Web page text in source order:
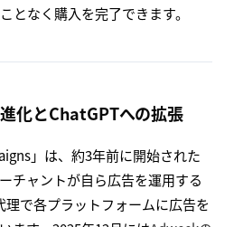
となく購入を完了できます。
化とChatGPTへの拡張
」は、約3年前に開始された
チャントが自ら広告を運用する
で各プラットフォームに広告を